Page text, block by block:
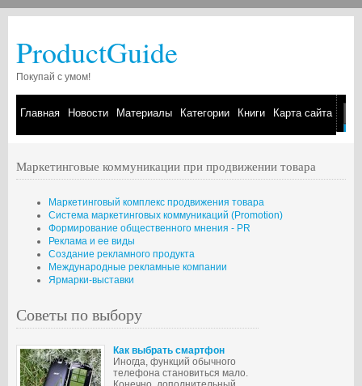
ProductGuide
Покупай с умом!
Главная Новости Материалы Категории Книги Карта сайта
Маркетинговые коммуникации при продвижении товара
Маркетинговый комплекс продвижения товара
Система маркетинговых коммуникаций (Promotion)
Формирование общественного мнения - PR
Реклама и ее виды
Создание рекламного продукта
Международные рекламные компании
Ярмарки-выставки
Советы по выбору
Как выбрать смартфон
Иногда, функций обычного
телефона становиться мало.